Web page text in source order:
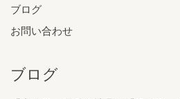
ブログ
お問い合わせ
ブログ